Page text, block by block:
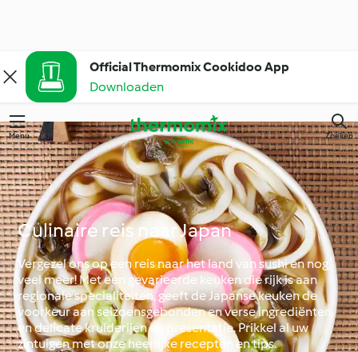
Official Thermomix Cookidoo App
Downloaden
Menu Zoeken
Culinaire reis naar Japan
Vergezel ons op een reis naar het land van sushi en nog
veel meer! Met een gevarieerde keuken die rijk is aan
regionale specialiteiten, geeft de Japanse keuken de
voorkeur aan seizoensgebonden en verse ingrediënten,
en delicate kruiderijen en presentatie. Prikkel al uw
zintuigen met onze heerlijke recepten en tips.